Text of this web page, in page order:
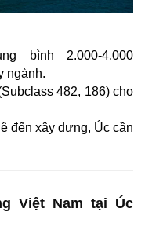
bình 2.000-4.000
ngành.
482, 186) cho
đến xây dựng, Úc cần
Việt Nam tại Úc